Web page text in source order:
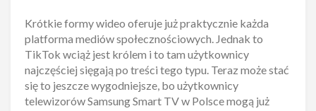
Krótkie formy wideo oferuje już praktycznie każda
platforma mediów społecznościowych. Jednak to
TikTok wciąż jest królem i to tam użytkownicy
najczęściej sięgają po treści tego typu. Teraz może stać
się to jeszcze wygodniejsze, bo użytkownicy
telewizorów Samsung Smart TV w Polsce mogą już